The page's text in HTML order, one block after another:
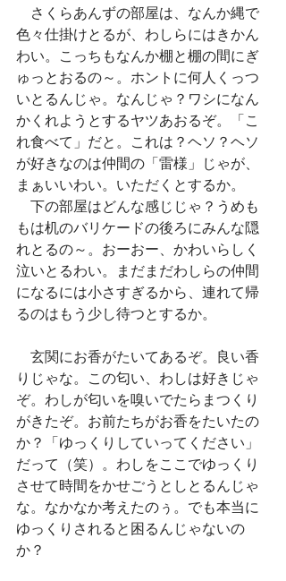
さくらあんずの部屋は、なんか縄で
色々仕掛けとるが、わしらにはきかん
わい。こっちもなんか棚と棚の間にぎ
ゅっとおるの～。ホントに何人くっつ
いとるんじゃ。なんじゃ？ワシになん
かくれようとするヤツあおるぞ。「こ
れ食べて」だと。これは？ヘソ？ヘソ
が好きなのは仲間の「雷様」じゃが、
まぁいいわい。いただくとするか。
下の部屋はどんな感じじゃ？うめも
もは机のバリケードの後ろにみんな隠
れとるの～。おーおー、かわいらしく
泣いとるわい。まだまだわしらの仲間
になるには小さすぎるから、連れて帰
るのはもう少し待つとするか。
玄関にお香がたいてあるぞ。良い香
りじゃな。この匂い、わしは好きじゃ
ぞ。わしが匂いを嗅いでたらまつくり
がきたぞ。お前たちがお香をたいたの
か？「ゆっくりしていってください」
だって（笑）。わしをここでゆっくり
させて時間をかせごうとしとるんじゃ
な。なかなか考えたのぅ。でも本当に
ゆっくりされると困るんじゃないの
か？